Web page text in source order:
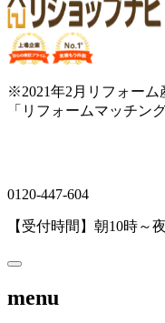
※2021年2月リフォーム
「リフォームマッチン
0120-447-604
【受付時間】朝10時～
menu